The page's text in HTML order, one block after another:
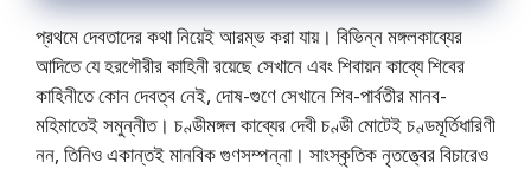
প্রথমে দেবতাদের কথা নিয়েই আরম্ভ করা যায়। বিভিন্ন মঙ্গলকাব্যের
আদিতে যে হরগৌরীর কাহিনী রয়েছে সেখানে এবং শিবায়ন কাব্যে শিবের
কাহিনীতে কোন দেবত্ব নেই, দোষ-গুণে সেখানে শিব-পার্বতীর মানব-
মহিমাতেই সমুন্নীত। চণ্ডীমঙ্গল কাব্যের দেবী চণ্ডী মােটেই চণ্ডমূর্তিধারিণী
নন, তিনিও একান্তই মানবিক গুণসম্পন্না। সাংস্কৃতিক নৃতত্ত্বের বিচারেও